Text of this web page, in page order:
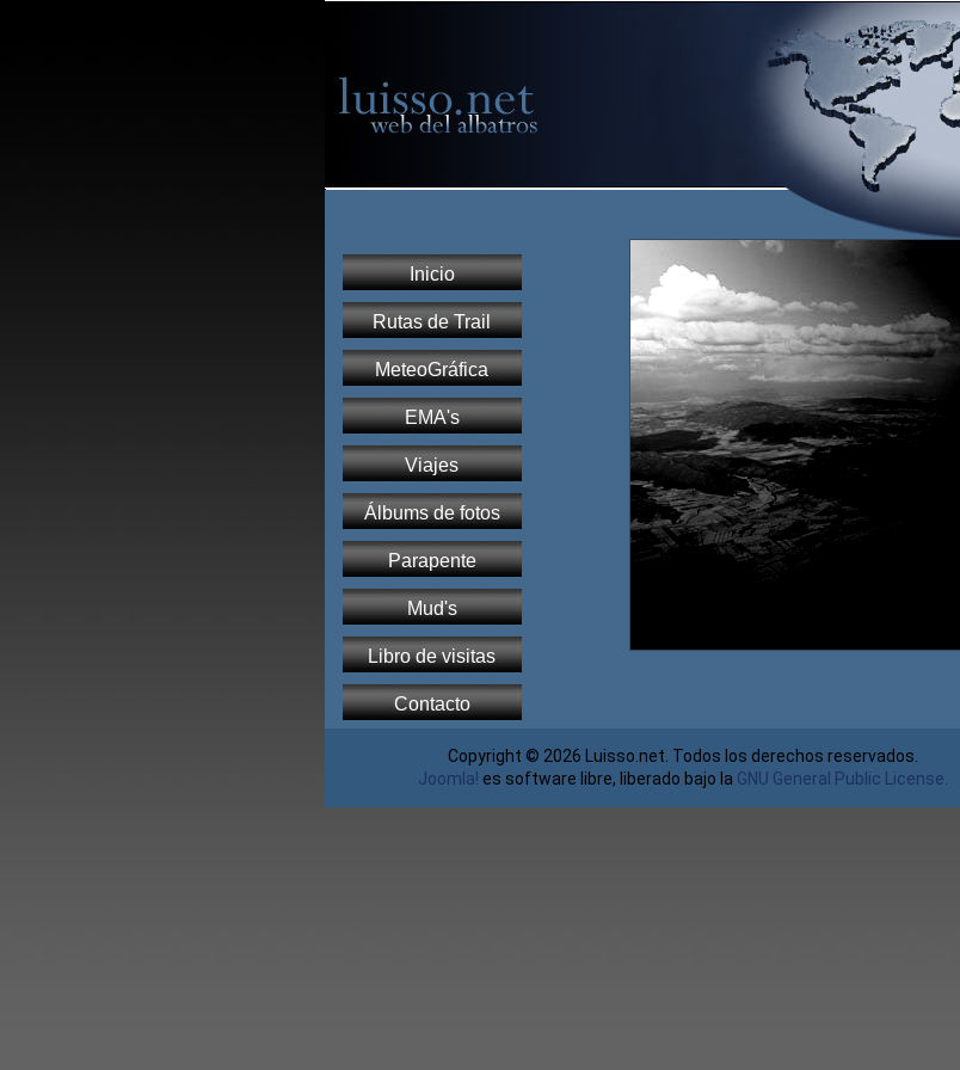
Inicio
Rutas de Trail
MeteoGráfica
EMA's
Viajes
Álbums de fotos
Parapente
Mud's
Libro de visitas
Contacto
Copyright © 2026 Luisso.net. Todos los derechos reservados.
Joomla! es software libre, liberado bajo la GNU General Public License.